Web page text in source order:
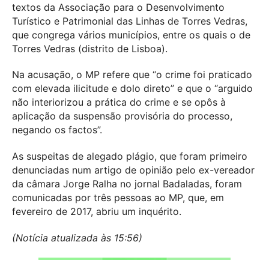
textos da Associação para o Desenvolvimento
Turístico e Patrimonial das Linhas de Torres Vedras,
que congrega vários municípios, entre os quais o de
Torres Vedras (distrito de Lisboa).
Na acusação, o MP refere que “o crime foi praticado
com elevada ilicitude e dolo direto” e que o “arguido
não interiorizou a prática do crime e se opôs à
aplicação da suspensão provisória do processo,
negando os factos”.
As suspeitas de alegado plágio, que foram primeiro
denunciadas num artigo de opinião pelo ex-vereador
da câmara Jorge Ralha no jornal Badaladas, foram
comunicadas por três pessoas ao MP, que, em
fevereiro de 2017, abriu um inquérito.
(Notícia atualizada às 15:56)